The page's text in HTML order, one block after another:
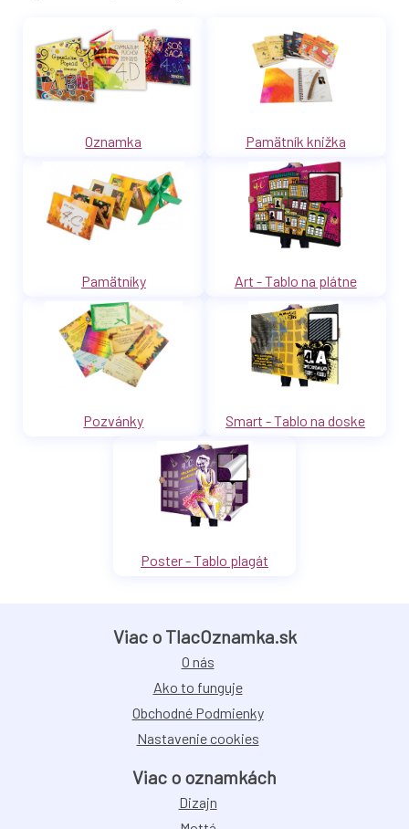
Oznamka Pamätník knižka
Pamätníky Art - Tablo na plátne
Pozvánky Smart - Tablo na doske
Poster - Tablo plagát
Viac o TlacOznamka.sk
O nás
Ako to funguje
Obchodné Podmienky
Nastavenie cookies
Viac o oznamkách
Dizajn